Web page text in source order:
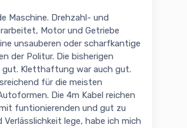
Maschine. Drehzahl- und
Motor und Getriebe
unsauberen oder scharfkantige
der Politur. Die bisherigen
gut. Kletthaftung war auch gut.
für die meisten
Die 4m Kabel reichen
funtionierenden und gut zu
lege, habe ich mich